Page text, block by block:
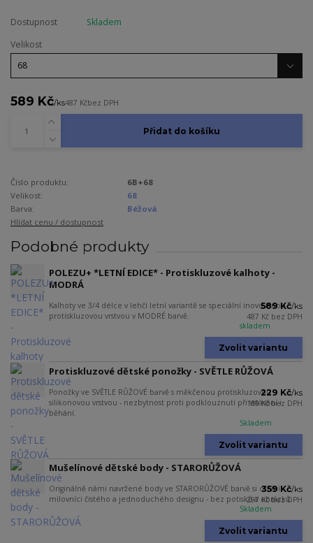
Dostupnost
Skladem
Velikost
589 Kč/ks487 Kčbez DPH
Přidat do košíku
Číslo produktu:
6B+68
Velikost:
68
Barva:
Béžová
Hlídat cenu / dostupnost
Podobné produkty
POLEZU+ *LETNÍ EDICE* - Protiskluzové kalhoty -
MODRÁ
Kalhoty ve 3/4 délce v lehčí letní variantě se speciální inovovanou
protiskluzovou vrstvou v MODRÉ barvě.
589 Kč/ks
487 Kč bez DPH
skladem
Zvolit variantu
Protiskluzové dětské ponožky - SVĚTLE RŮŽOVÁ
Ponožky ve SVĚTLE RŮŽOVÉ barvě s měkčenou protiskluzovou
silikonovou vrstvou - nezbytnost proti podklouznutí při vstávání i
běhání.
229 Kč/ks
189 Kčbez DPH
Skladem
Zvolit variantu
Mušelínové dětské body - STARORŮŽOVÁ
Originálně námi navržené body ve STARORŮŽOVÉ barvě si oblíbí
milovníci čistého a jednoduchého designu - bez potisků a obrázků.
359 Kč/ks
297 Kčbez DPH
Skladem
Zvolit variantu